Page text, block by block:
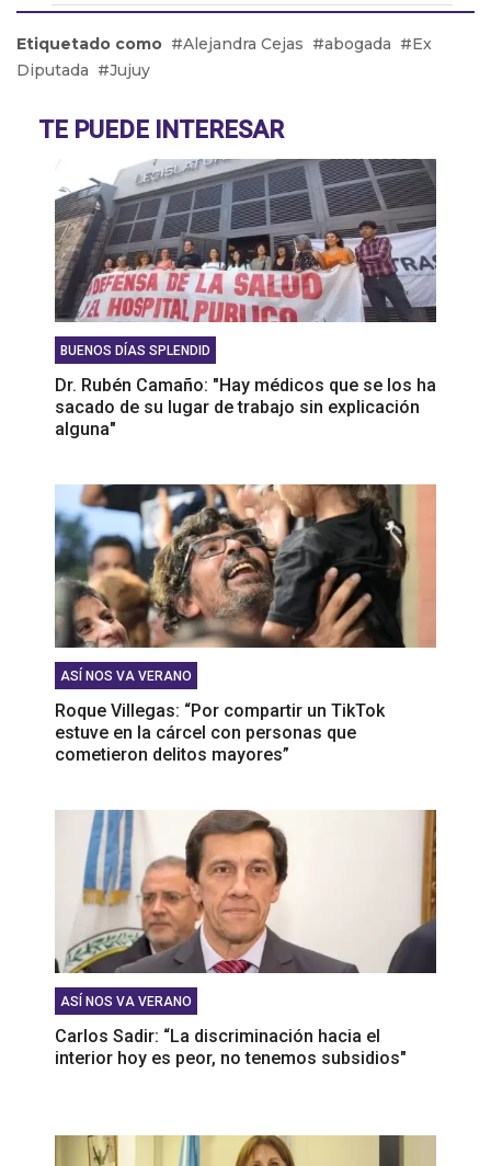
de este orden. Es la desmesura de una dictadura"
Eduardo Valdés: "No es casual que llegue Bullrich
Rubén Sajém: "Es un DNU que beneficia a los
grandes grupos farmacéuticos"
Etiquetado como Alejandra Cejas abogada
Ex
Diputada
Jujuy
TE PUEDE INTERESAR
BUENOS DÍAS SPLENDID
Dr. Rubén Camaño: "Hay médicos que se los ha
sacado de su lugar de trabajo sin explicación
alguna"
ASÍ NOS VA VERANO
Roque Villegas: “Por compartir un TikTok
estuve en la cárcel con personas que
cometieron delitos mayores”
ASÍ NOS VA VERANO
Carlos Sadir: “La discriminación hacia el
interior hoy es peor, no tenemos subsidios"